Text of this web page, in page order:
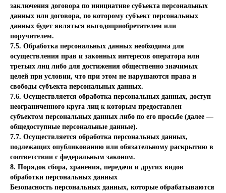
заключения договора по инициативе субъекта персональных
данных или договора, по которому субъект персональных
данных будет являться выгодоприобретателем или
поручителем.
7.5. Обработка персональных данных необходима для
осуществления прав и законных интересов оператора или
третьих лиц либо для достижения общественно значимых
целей при условии, что при этом не нарушаются права и
свободы субъекта персональных данных.
7.6. Осуществляется обработка персональных данных, доступ
неограниченного круга лиц к которым предоставлен
субъектом персональных данных либо по его просьбе (далее —
общедоступные персональные данные).
7.7. Осуществляется обработка персональных данных,
подлежащих опубликованию или обязательному раскрытию в
соответствии с федеральным законом.
8. Порядок сбора, хранения, передачи и других видов
обработки персональных данных
Безопасность персональных данных, которые обрабатываются